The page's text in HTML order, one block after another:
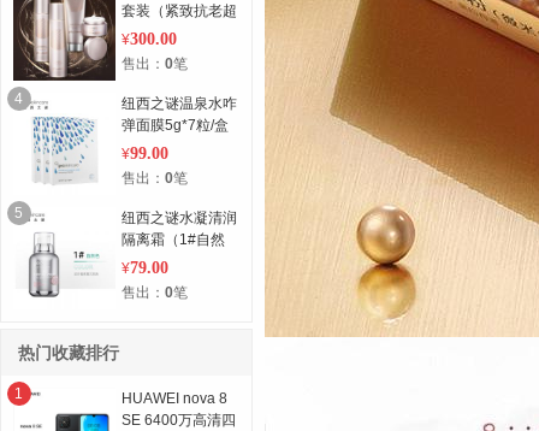
套装（紧致抗老超
值4支组合装） 4
支组合装
¥300.00
售出： 0笔
4
纽西之谜温泉水咋
弹面膜5g*7粒/盒
*3盒 3盒
¥99.00
售出： 0笔
5
纽西之谜水凝清润
隔离霜（1#自然
色）50g 50g
¥79.00
售出： 0笔
热门收藏排行
1
HUAWEI nova 8
SE 6400万高清四